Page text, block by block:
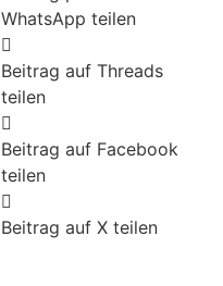
WhatsApp teilen
Beitrag auf Threads
teilen
Beitrag auf Facebook
teilen
Beitrag auf X teilen